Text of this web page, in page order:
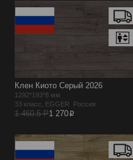
Клен Киото Серый 2026
1292*193*8 мм
33 класс, EGGER Россия
1 460.5 Р1 270p